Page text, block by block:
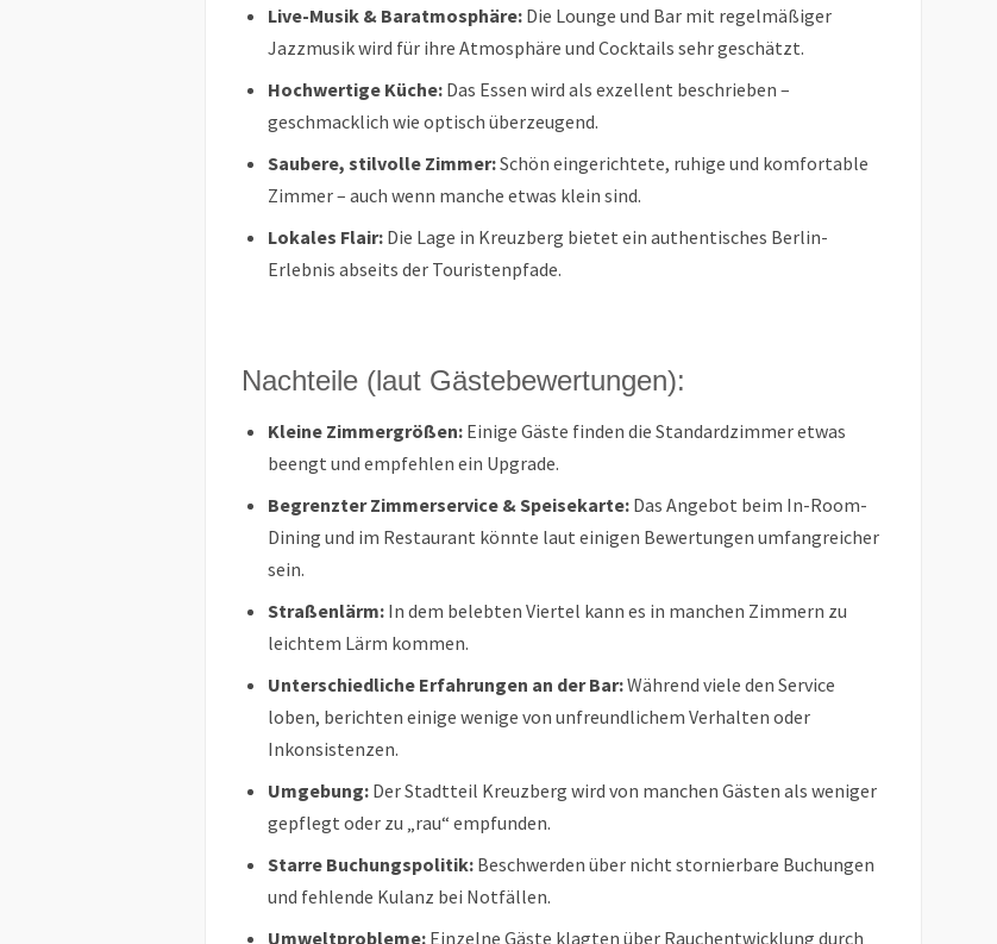
Live-Musik & Baratmosphäre: Die Lounge und Bar mit regelmäßiger
Jazzmusik wird für ihre Atmosphäre und Cocktails sehr geschätzt.
Hochwertige Küche: Das Essen wird als exzellent beschrieben –
geschmacklich wie optisch überzeugend.
Saubere, stilvolle Zimmer:Schön eingerichtete, ruhige und komfortable
Zimmer – auch wenn manche etwas klein sind.
Lokales Flair: Die Lage in Kreuzberg bietet ein authentisches Berlin-
Erlebnis abseits der Touristenpfade.
Nachteile (laut Gästebewertungen):
Kleine Zimmergrößen: Einige Gäste finden die Standardzimmer etwas
beengt und empfehlen ein Upgrade.
Begrenzter Zimmerservice & Speisekarte: Das Angebot beim In-Room-
Dining und im Restaurant könnte laut einigen Bewertungen umfangreicher
sein.
Straßenlärm: In dem belebten Viertel kann es in manchen Zimmern zu
leichtem Lärm kommen.
Unterschiedliche Erfahrungen an der Bar:Während viele den Service
loben, berichten einige wenige von unfreundlichem Verhalten oder
Inkonsistenzen.
Umgebung: Der Stadtteil Kreuzberg wird von manchen Gästen als weniger
gepflegt oder zu „rau“ empfunden.
Starre Buchungspolitik: Beschwerden über nicht stornierbare Buchungen
und fehlende Kulanz bei Notfällen.
Umweltprobleme: Einzelne Gäste klagten über Rauchentwicklung durch